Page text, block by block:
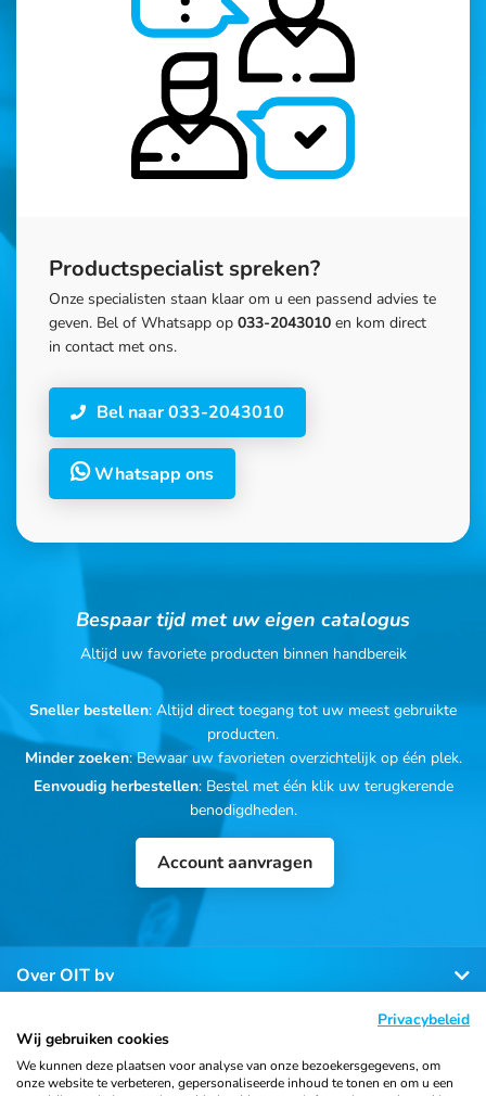
Productspecialist spreken?
Onze specialisten staan klaar om u een passend advies te
geven. Bel of Whatsapp op 033-2043010 en kom direct
in contact met ons.
Bel naar 033-2043010
Whatsapp ons
Bespaar tijd met uw eigen catalogus
Altijd uw favoriete producten binnen handbereik
Sneller bestellen: Altijd direct toegang tot uw meest gebruikte
producten.
Minder zoeken: Bewaar uw favorieten overzichtelijk op één plek.
Eenvoudig herbestellen: Bestel met één klik uw terugkerende
benodigdheden.
Account aanvragen
Over OIT bv
Klantenservice
Privacybeleid
Wij gebruiken cookies
We kunnen deze plaatsen voor analyse van onze bezoekersgegevens, om
onze website te verbeteren, gepersonaliseerde inhoud te tonen en om u een